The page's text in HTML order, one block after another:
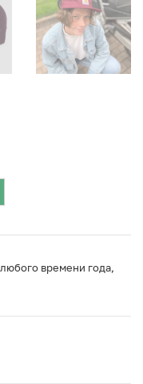
времени года,